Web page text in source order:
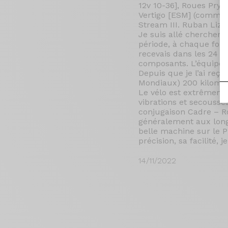
12v 10-36], Roues
Vertigo [ESM]
Stream III. Ruban
Je suis allé chercher
période, à chaque
recevais dans les 24
composants.
Depuis que je l’ai
Mondiaux) 200
Le vélo est
vibrations et
conjugaison Cadre –
généralement aux
belle machine sur le
précision, sa facilité,
14/11/2022